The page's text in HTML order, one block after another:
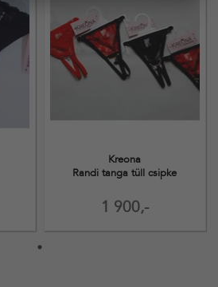
1 900,-
Kreona
Randi tanga tüll csipke